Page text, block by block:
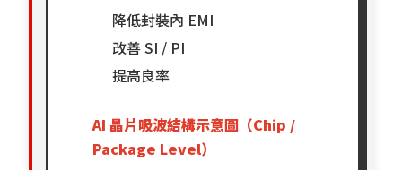
降低封裝內 EMI
改善 SI / PI
提高良率
AI 晶片吸波結構示意圖（Chip /
Package Level）